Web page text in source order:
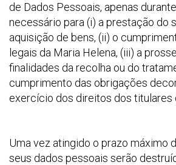
de Dados Pessoais, apenas
necessário para (i) a prestação do
aquisição de bens, (ii) o
legais da Maria Helena, (iii) a
finalidades da recolha ou do
cumprimento das obrigações
exercício dos direitos dos titulares
Uma vez atingido o prazo máximo
seus dados pessoais serão